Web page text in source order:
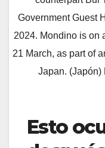
Government Guest
2024. Mondino is on
21 March, as part of
Japan. (Japón)
Esto